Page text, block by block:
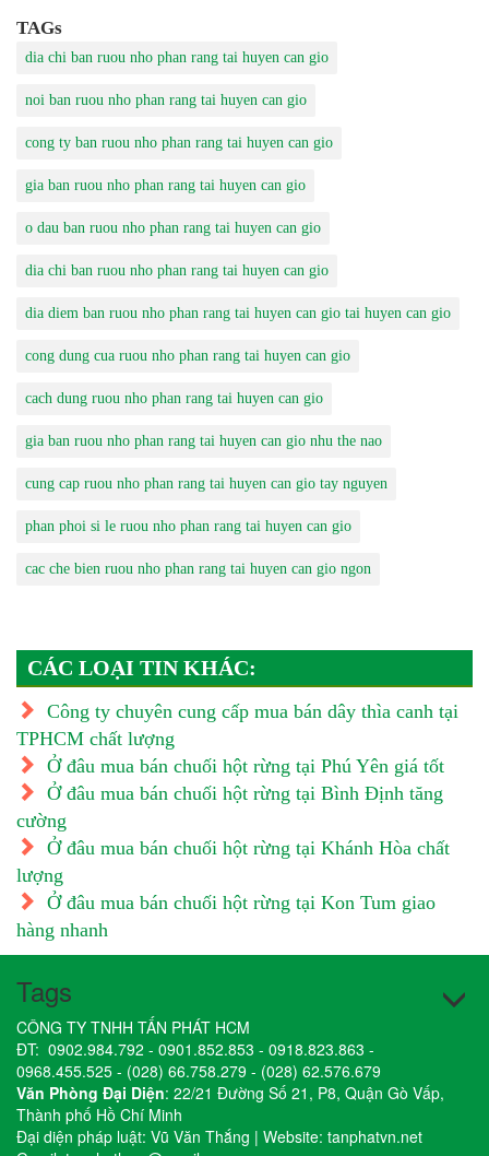
TAGs
dia chi ban ruou nho phan rang tai huyen can gio
noi ban ruou nho phan rang tai huyen can gio
cong ty ban ruou nho phan rang tai huyen can gio
gia ban ruou nho phan rang tai huyen can gio
o dau ban ruou nho phan rang tai huyen can gio
dia chi ban ruou nho phan rang tai huyen can gio
dia diem ban ruou nho phan rang tai huyen can gio tai huyen can gio
cong dung cua ruou nho phan rang tai huyen can gio
cach dung ruou nho phan rang tai huyen can gio
gia ban ruou nho phan rang tai huyen can gio nhu the nao
cung cap ruou nho phan rang tai huyen can gio tay nguyen
phan phoi si le ruou nho phan rang tai huyen can gio
cac che bien ruou nho phan rang tai huyen can gio ngon
CÁC LOẠI TIN KHÁC:
Công ty chuyên cung cấp mua bán dây thìa canh tại
TPHCM chất lượng
Ở đâu mua bán chuối hột rừng tại Phú Yên giá tốt
Ở đâu mua bán chuối hột rừng tại Bình Định tăng
cường
Ở đâu mua bán chuối hột rừng tại Khánh Hòa chất
lượng
Ở đâu mua bán chuối hột rừng tại Kon Tum giao
hàng nhanh
Tags
CÔNG TY TNHH TẤN PHÁT HCM
ĐT: 0902.984.792 - 0901.852.853 - 0918.823.863 -
0968.455.525 - (028) 66.758.279 - (028) 62.576.679
Văn Phòng Đại Diện: 22/21 Đường Số 21, P8, Quận Gò Vấp,
Thành phố Hồ Chí Minh
Đại diện pháp luật: Vũ Văn Thắng | Website: tanphatvn.net